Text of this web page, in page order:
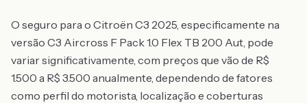
O seguro para o Citroën C3 2025, especificamente na
versão C3 Aircross F Pack 1.0 Flex TB 200 Aut, pode
variar significativamente, com preços que vão de R$
1.500 a R$ 3.500 anualmente, dependendo de fatores
como perfil do motorista, localização e coberturas